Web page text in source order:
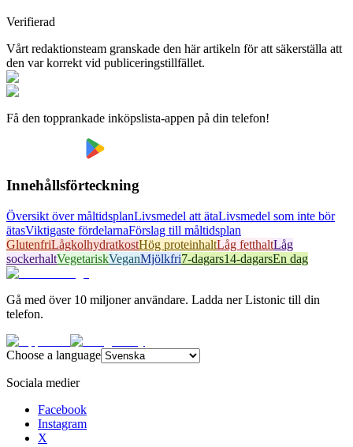
Verifierad
Vårt redaktionsteam granskade den här artikeln för att säkerställa att
den var korrekt vid publiceringstillfället.
Få den topprankade inköpslista-appen på din telefon!
Innehållsförteckning
Översikt över måltidsplanLivsmedel att ätaLivsmedel som inte bör
ätasViktigaste fördelarnaFörslag till måltidsplan
GlutenfriLågkolhydratkostHög proteinhaltLåg fetthaltLåg
sockerhaltVegetariskVeganMjölkfri7-dagars14-dagarsEn dag
Gå med över 10 miljoner användare. Ladda ner Listonic till din
telefon.
Choose a language
Sociala medier
Facebook
Instagram
X